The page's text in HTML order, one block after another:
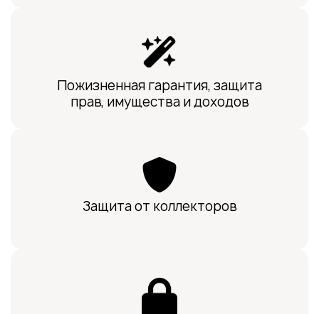
Пожизненная гарантия, защита
прав, имущества и доходов
Защита от коллекторов